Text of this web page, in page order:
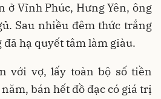
ở Vĩnh Phúc, Hưng Yên, ông
Sau nhiều đêm thức trắng
hạ quyết tâm làm giàu.
với vợ, lấy toàn bộ số tiền
bán hết đồ đạc có giá trị